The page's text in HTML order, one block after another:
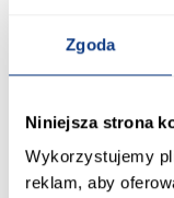
Zgoda
Niniejsza strona
Wykorzystujemy
reklam, aby
140x200
Rozmiar materaca
140x200